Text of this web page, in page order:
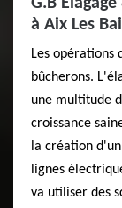
G.B
à Aix Les
Les opérations
bûcherons.
une multitude
croissance
la création
lignes
va utiliser des